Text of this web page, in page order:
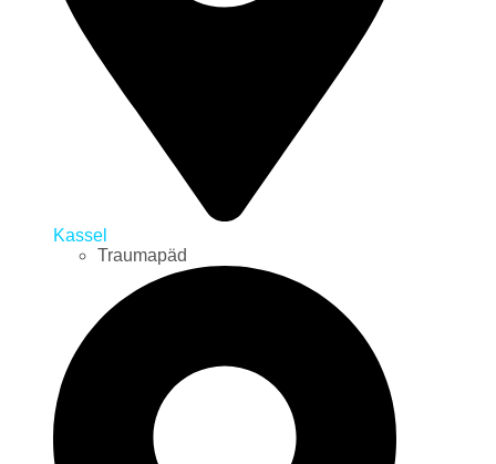
Kassel
Traumapäd